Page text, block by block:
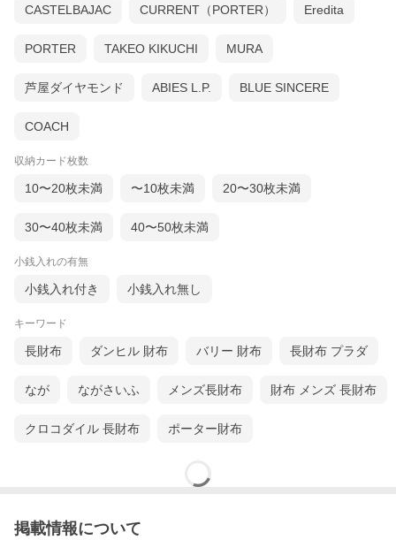
ト2ヵ所
場合があります。予めご了承ください。
CASTELBAJAC CURRENT（PORTER） Eredita
PORTER TAKEO KIKUCHI MURA
芦屋ダイヤモンド ABIES L.P. BLUE SINCERE
COACH
収納カード枚数
10〜20枚未満 〜10枚未満 20〜30枚未満
30〜40枚未満 40〜50枚未満
小銭入れの有無
小銭入れ付き 小銭入れ無し
キーワード
長財布 ダンヒル 財布 バリー 財布 長財布 プラダ
なが ながさいふ メンズ長財布 財布 メンズ 長財布
クロコダイル 長財布 ポーター財布
掲載情報について